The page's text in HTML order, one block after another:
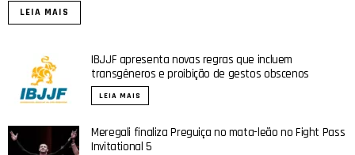
LEIA MAIS
IBJJF apresenta novas regras que incluem
transgêneros e proibição de gestos obscenos
LEIA MAIS
Meregali finaliza Preguiça no mata-leão no Fight Pass
Invitational 5